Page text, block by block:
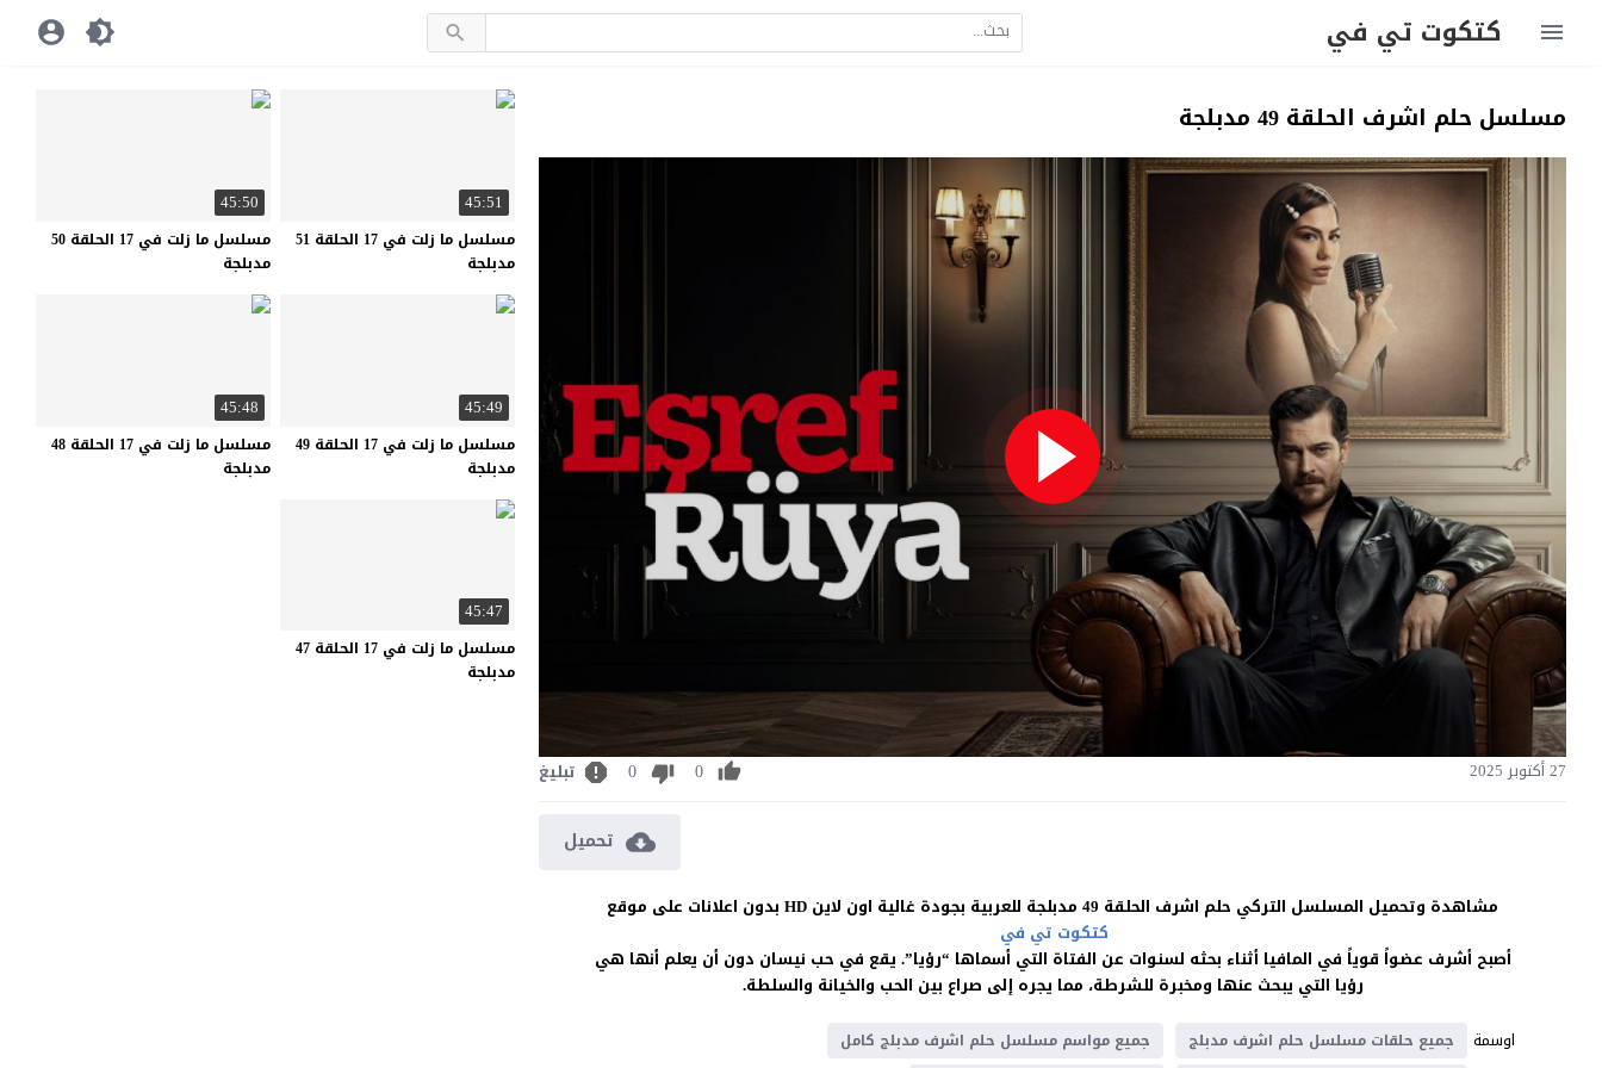
كتكوت تي في
مسلسل حلم اشرف الحلقة 49 مدبلجة
27 أكتوبر 2025 0
0 تبليغ
تحميل
مشاهدة وتحميل المسلسل التركي حلم اشرف الحلقة 49 مدبلجة للعربية بجودة غالية اون لاين HD بدون اعلانات على موقع
كتكوت تي في
أصبح أشرف عضواً قوياً في المافيا أثناء بحثه لسنوات عن الفتاة التي أسماها “رؤيا”. يقع في حب نيسان دون أن يعلم أنها هي
رؤيا التي يبحث عنها ومخبرة للشرطة، مما يجره إلى صراع بين الحب والخيانة والسلطة.
اوسمة
جميع حلقات مسلسل حلم اشرف مدبلج جميع مواسم مسلسل حلم اشرف مدبلج كامل
45:51
مسلسل ما زلت في 17 الحلقة 51
مدبلجة
45:50
مسلسل ما زلت في 17 الحلقة 50
مدبلجة
45:49
مسلسل ما زلت في 17 الحلقة 49
مدبلجة
45:48
مسلسل ما زلت في 17 الحلقة 48
مدبلجة
45:47
مسلسل ما زلت في 17 الحلقة 47
مدبلجة